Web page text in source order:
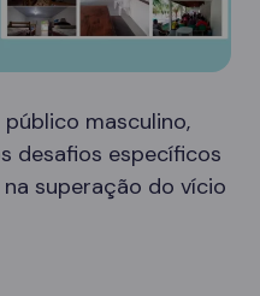
masculino,
desafios específicos
superação do vício